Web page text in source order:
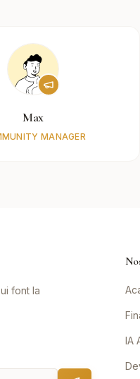
Max
MANAGER
font la
IA